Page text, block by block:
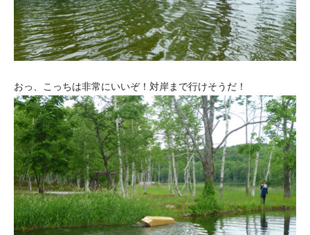
おっ、こっちは非常にいいぞ！対岸まで行けそうだ！